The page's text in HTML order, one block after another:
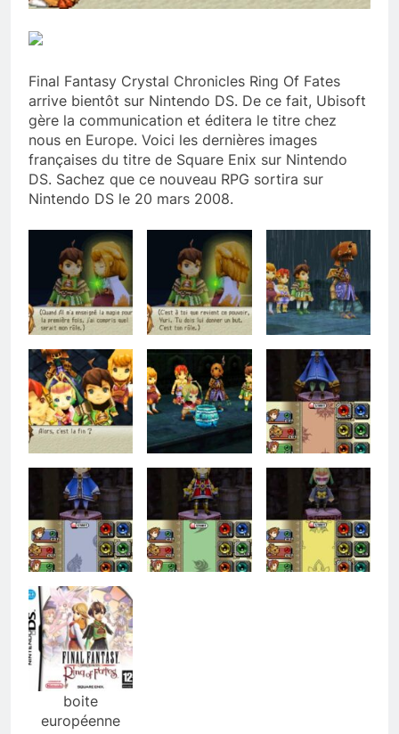
Final Fantasy Crystal Chronicles Ring Of Fates
arrive bientôt sur Nintendo DS. De ce fait, Ubisoft
gère la communication et éditera le titre chez
nous en Europe. Voici les dernières images
françaises du titre de Square Enix sur Nintendo
DS. Sachez que ce nouveau RPG sortira sur
Nintendo DS le 20 mars 2008.
boite
européenne